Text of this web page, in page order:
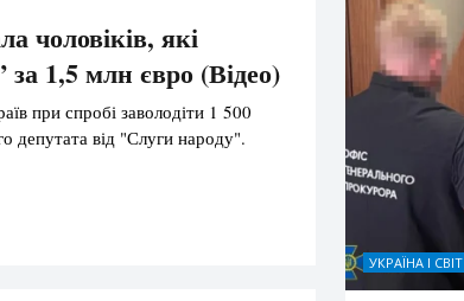
чоловіків, які
1,5 млн євро (Відео)
при спробі заволодіти 1 500
депутата від "Слуги народу".
УКРАЇНА І СВІТ